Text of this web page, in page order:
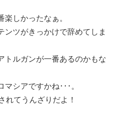
しかったなぁ。
ンツがきっかけで辞めてしま
トルガンが一番あるのかもな
シアですかね･･･。
れてうんざりだよ！